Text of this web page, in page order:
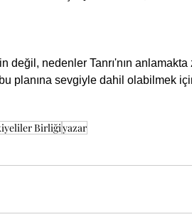
planına sevgiyle dahil olabilmek
Birliğiyazar